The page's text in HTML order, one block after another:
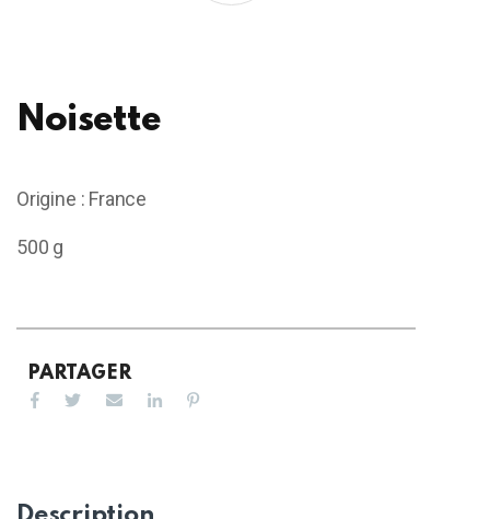
Noisette
Origine : France
500 g
PARTAGER